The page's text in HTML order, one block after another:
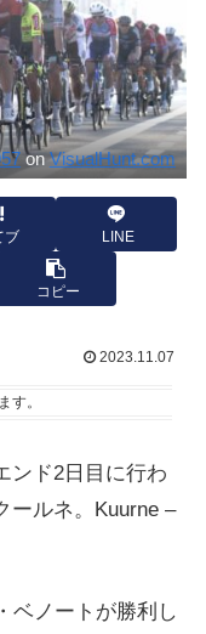
onVisualHunt.com
ブ LINE
コピー
2023.11.07
す。
ンド2日目に行わ
ールネ。Kuurne –
ベノートが勝利し